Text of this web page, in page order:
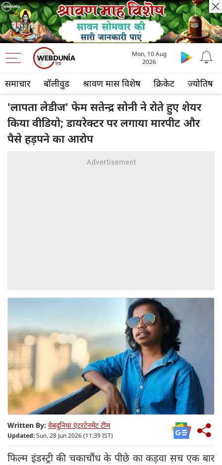
समाचार बॉलीवुड श्रावण मास विशेष क्रिकेट ज्योतिष
Mon, 10 Aug
2026
'लापता लेडीज' फेम सतेन्द्र सोनी ने रोते हुए शेयर
किया वीडियो; डायरेक्टर पर लगाया मारपीट और
पैसे हड़पने का आरोप
Written By: वेबदुनिया एंटरटेनमेंट टीम
Updated:Sun, 28 Jun 2026 (11:39 IST)
फिल्म इंडस्ट्री की चकाचौंध के पीछे का कड़वा सच एक बार